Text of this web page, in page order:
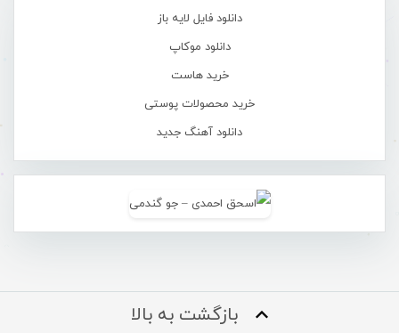
دانلود فایل لایه باز
دانلود موکاپ
خرید هاست
خرید محصولات پوستی
دانلود آهنگ جدید
بازگشت به بالا